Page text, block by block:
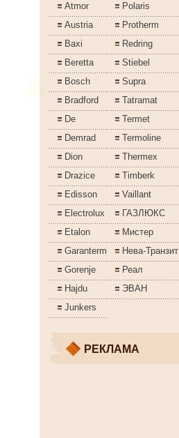
Atmor
Austria
Baxi
Beretta
Bosch
Bradford
De
Demrad
Dion
Drazice
Edisson
Electrolux
Etalon
Garanterm
Gorenje
Hajdu
Junkers
Polaris
Protherm
Redring
Stiebel
Supra
Tatramat
Termet
Termoline
Thermex
Timberk
Vaillant
ГАЗЛЮКС
Мистер
Нева-Транзит
Реал
ЭВАН
РЕКЛАМА